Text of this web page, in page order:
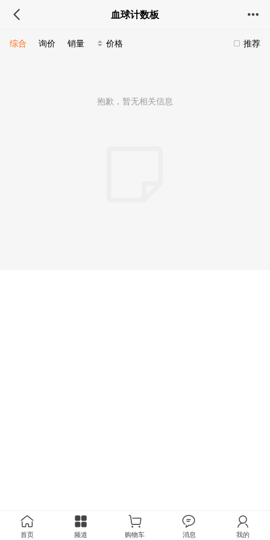
血球计数板
推荐
综合 询价 销量 价格
抱歉，暂无相关信息
首页 频道 购物车 消息 我的